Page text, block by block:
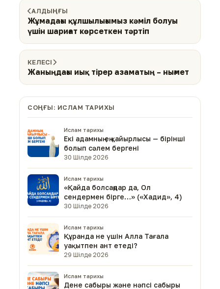
АЛДЫҢҒЫ
Жұмадағы құлшылығымыз кәміл болуы
үшін шариғат көрсеткен тәртіп
КЕЛЕСІ
Жаныңдағы иық тірер азаматың – нығмет
СОҢҒЫ: ИСЛАМ ТАРИХЫ
Ислам тарихы
Екі адамның ең қайырлысы — бірінші
болып сәлем бергені
30 Шілде 2026
Ислам тарихы
«Қайда болсаңдар да, Ол
сендермен бірге…» («Хадид», 4)
30 Шілде 2026
Ислам тарихы
Құранда не үшін Алла Тағала
уақытпен ант етеді?
29 Шілде 2026
Ислам тарихы
Дене сабыры және нәпсі сабыры